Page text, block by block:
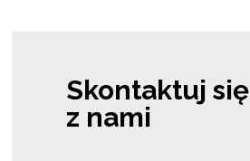
Skontaktuj się
z nami